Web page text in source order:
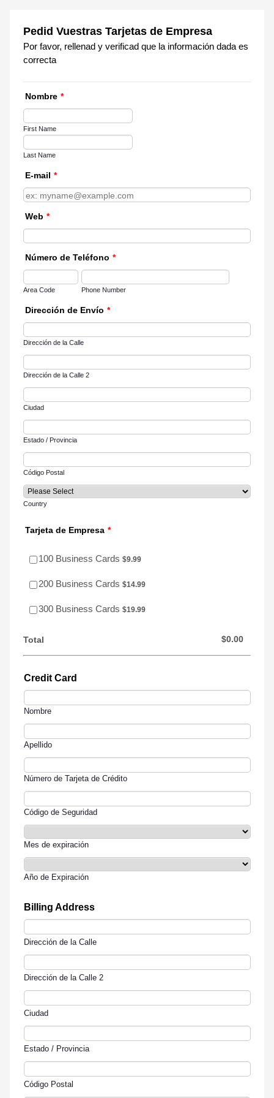
Pedid Vuestras Tarjetas de Empresa
Por favor, rellenad y verificad que la información dada es
correcta
Nombre *
First Name
Last Name
E-mail *
Web *
Número de Teléfono *
Area Code Phone Number
Dirección de Envío *
Dirección de la Calle
Dirección de la Calle 2
Ciudad
Estado / Provincia
Código Postal
Country
Tarjeta de Empresa *
100 Business Cards $9.99
$9.99
200 Business Cards $14.99
$14.99
300 Business Cards $19.99
$19.99
Total $0.00
$0.00
Credit Card
Nombre
Apellido
Número de Tarjeta de Crédito
Código de Seguridad
Mes de expiración
Año de Expiración
Billing Address
Dirección de la Calle
Dirección de la Calle 2
Ciudad
Estado / Provincia
Código Postal